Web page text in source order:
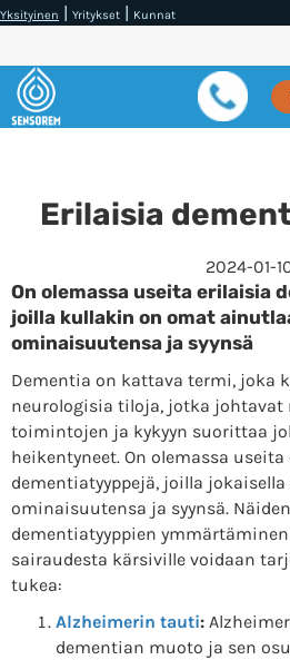
Yksityinen | Yritykset | Kunnat
Erilaisia
2024-01-
On olemassa useita erilaisia
joilla kullakin on omat
ominaisuutensa ja syynsä
Dementia on kattava termi, joka
neurologisia tiloja, jotka
toimintojen ja kykyyn suorittaa
heikentyneet. On olemassa useita
dementiatyyppejä, joilla
ominaisuutensa ja syynsä.
dementiatyyppien
sairaudesta kärsiville voidaan
tukea:
Alzheimerin tauti:
dementian muoto ja sen